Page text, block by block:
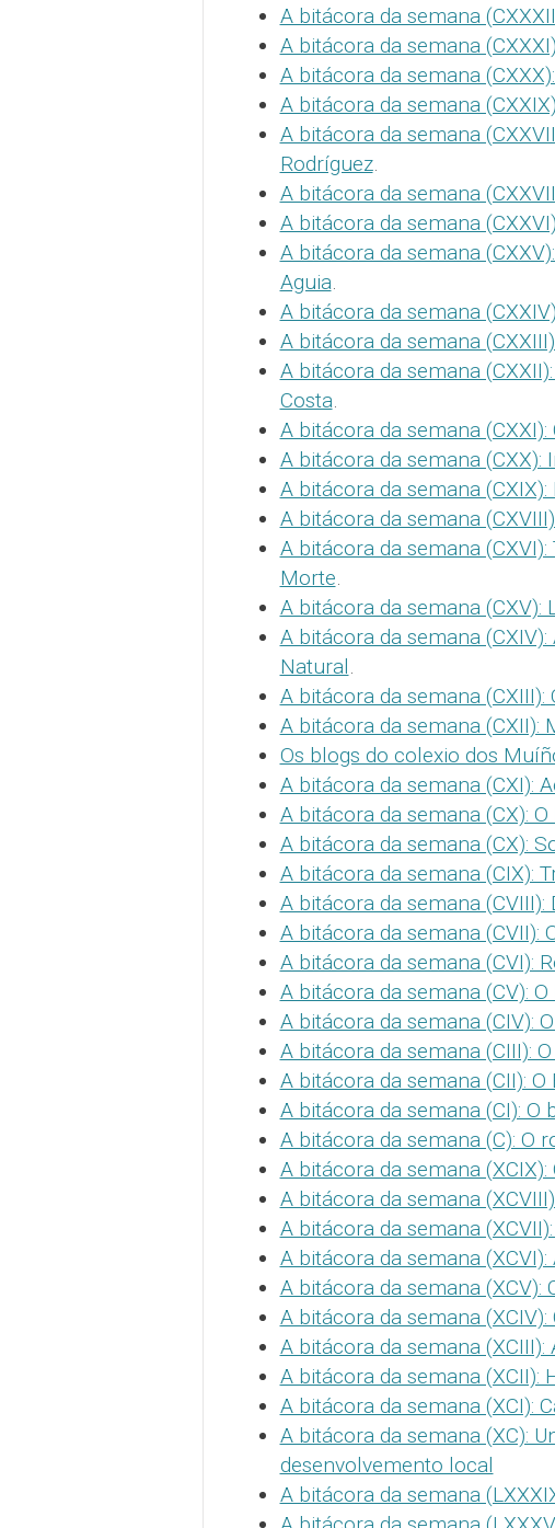
A bitácora da semana
A bitácora da semana
A bitácora da semana
A bitácora da semana
A bitácora da semana
Rodríguez.
A bitácora da semana
A bitácora da semana
A bitácora da semana
Aguia.
A bitácora da semana
A bitácora da semana
A bitácora da semana
Costa.
A bitácora da semana
A bitácora da semana
A bitácora da semana
A bitácora da semana
A bitácora da semana
Morte.
A bitácora da semana (CXV):
A bitácora da semana
Natural.
A bitácora da semana (CXIII):
A bitácora da semana (CXII):
Os blogs do colexio dos
A bitácora da semana (CXI):
A bitácora da semana (CX):
A bitácora da semana (CX):
A bitácora da semana (CIX):
A bitácora da semana (CVIII):
A bitácora da semana (CVII):
A bitácora da semana (CVI):
A bitácora da semana (CV):
A bitácora da semana (CIV):
A bitácora da semana (CIII):
A bitácora da semana (CII):
A bitácora da semana (CI):
A bitácora da semana (C): O
A bitácora da semana
A bitácora da semana
A bitácora da semana
A bitácora da semana
A bitácora da semana (XCV):
A bitácora da semana
A bitácora da semana (XCIII):
A bitácora da semana (XCII):
A bitácora da semana (XCI):
A bitácora da semana (XC):
desenvolvemento local
A bitácora da semana